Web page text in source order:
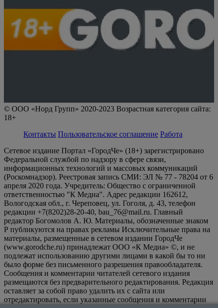
© ООО «Норд Групп» 2020-2023 Возрастная категория сайта:
18+
Контакты Пользовательское соглашение Работа
Сетевое издание Портал «ГородЧе» (18+) зарегистрировано
Федеральной службой по надзору в сфере связи,
информационных технологий и массовых коммуникаций
(Роскомнадзор). Реестровая запись СМИ: ЭЛ № 77 - 78204 от 6
апреля 2020 года. Учредитель: Общество с ограниченной
ответственностью "К Медиа". Адрес редакции 162612,
Вологодская обл., г. Череповец, ул. Гоголя, д. 43, телефон
редакции +7(8202)28-20-40, bau_76@mail.ru. Главный
редактор Богомолов А. Ю. Материалы, обозначенные знаком
Р публикуются на правах рекламы Исключительные права на
материалы, размещенные в сетевом издании ГородЧе
(www.gorodche.ru) принадлежат ООО «К Медиа» ©, и не
подлежат использованию другими лицами в какой бы то ни
было форме без письменного разрешения правообладателя.
Сообщения и комментарии читателей сетевого издания
размещаются без предварительного редактирования. Редакция
оставляет за собой право удалить их с сайта или
отредактировать, если указанные сообщения и комментарии